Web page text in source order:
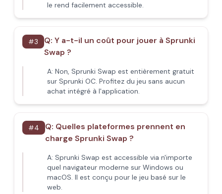
le rend facilement accessible.
#3 Q: Y a-t-il un coût pour jouer à Sprunki
Swap ?
A: Non, Sprunki Swap est entièrement gratuit
sur Sprunki OC. Profitez du jeu sans aucun
achat intégré à l'application.
#4 Q: Quelles plateformes prennent en
charge Sprunki Swap ?
A: Sprunki Swap est accessible via n'importe
quel navigateur moderne sur Windows ou
macOS. Il est conçu pour le jeu basé sur le
web.